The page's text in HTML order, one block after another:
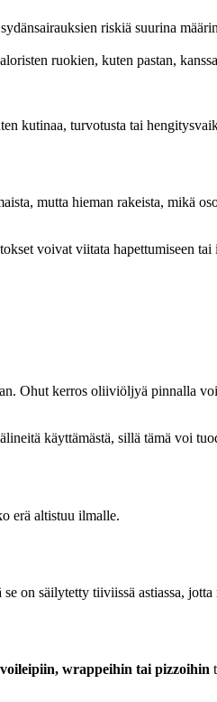
riskiä suurina
ruokien, kuten pastan,
kutinaa, turvotusta tai
mutta hieman rakeista, mikä
voivat viitata hapettumiseen tai
Ohut kerros oliiviöljyä pinnalla
käyttämästä, sillä tämä voi
erä altistuu ilmalle.
se on säilytetty tiiviissä astiassa,
voileipiin, wrappeihin tai pizzoihin